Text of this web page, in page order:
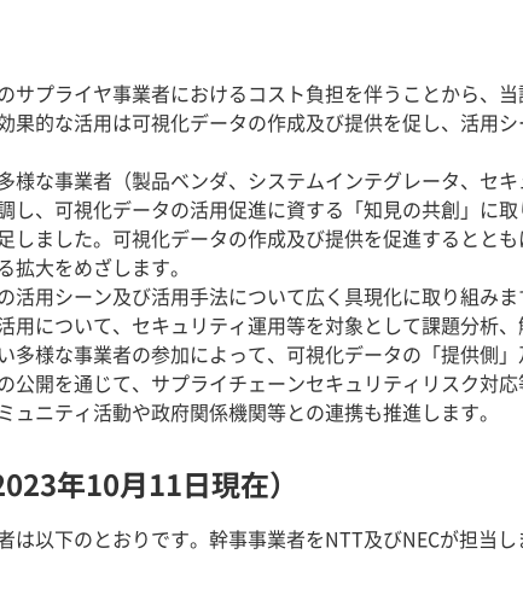
サプライヤ事業者におけるコスト負担を伴うことから、
果的な活用は可視化データの作成及び提供を促し、活用
な事業者（製品ベンダ、システムインテグレータ、セ
し、可視化データの活用促進に資する「知見の共創」に
しました。可視化データの作成及び提供を促進するとと
大をめざします。
用シーン及び活用手法について広く具現化に取り組み
用について、セキュリティ運用等を対象として課題分析
多様な事業者の参加によって、可視化データの「提供側
開を通じて、サプライチェーンセキュリティリスク対応
ニティ活動や政府関係機関等との連携も推進します。
年10月11日現在）
は以下のとおりです。幹事事業者をNTT及びNECが担当